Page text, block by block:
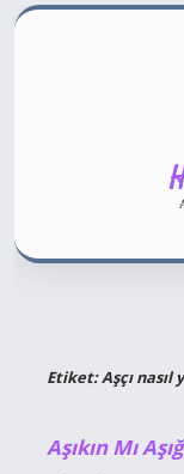
Etiket:Aşçı nasıl
Aşıkın Mı